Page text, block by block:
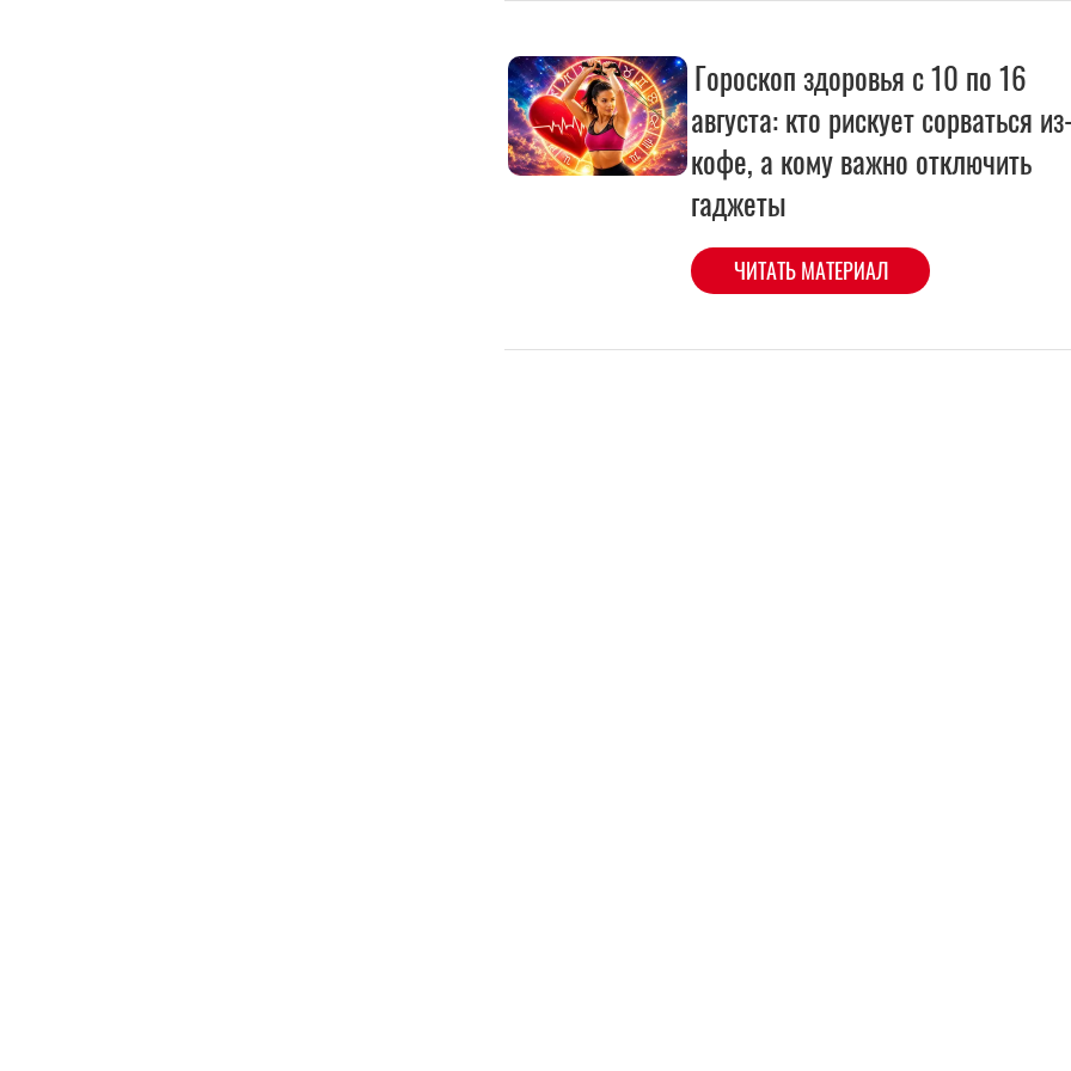
Гороскоп здоровья с 10 по 16
августа: кто рискует сорваться
кофе, а кому важно отключить
гаджеты
ЧИТАТЬ МАТЕРИАЛ